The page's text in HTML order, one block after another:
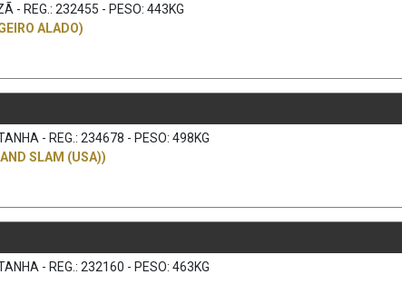
- REG.: 232455 - PESO: 443KG
ALADO)
- REG.: 234678 - PESO: 498KG
SLAM (USA))
- REG.: 232160 - PESO: 463KG